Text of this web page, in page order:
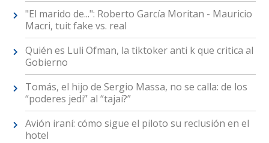
"El marido de...": Roberto García Moritan - Mauricio
Macri, tuit fake vs. real
Quién es Luli Ofman, la tiktoker anti k que critica al
Gobierno
Tomás, el hijo de Sergio Massa, no se calla: de los
“poderes jedi” al “tajaí?”
Avión iraní: cómo sigue el piloto su reclusión en el
hotel